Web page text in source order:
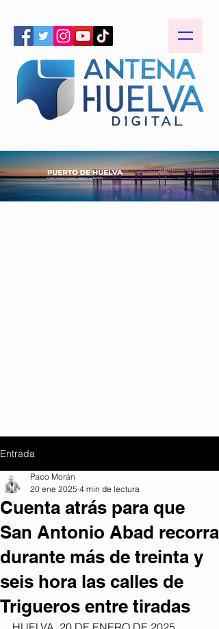
Entrada
Cuenta atrás para que
San Antonio Abad recorra
durante más de treinta y
seis hora las calles de
Trigueros entre tiradas
Paco Morán
20 ene 2025 4 min de lectura